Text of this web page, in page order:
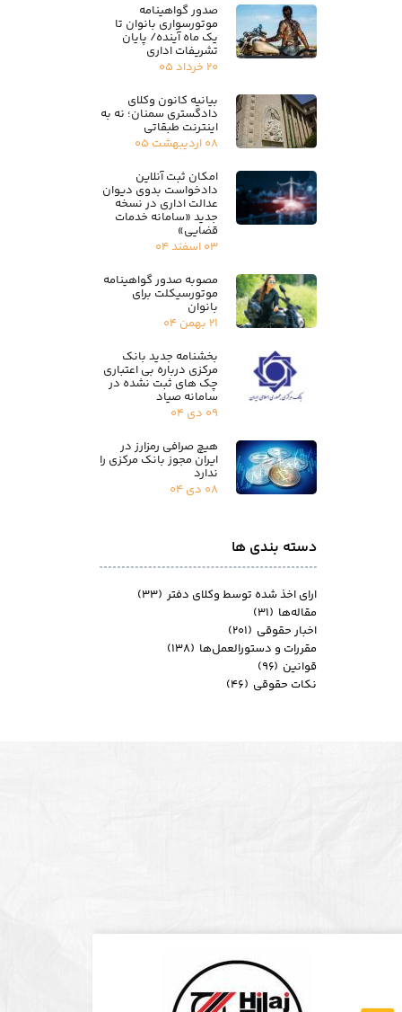
دسته بندی ها
صدور گواهینامه
موتورسواری بانوان تا
یک ماه آینده/ پایان
تشریفات اداری
۲۰ خرداد ۰۵
بیانیه کانون وکلای
دادگستری سمنان؛ نه به
اینترنت طبقاتی
۰۸ اردیبهشت ۰۵
امکان ثبت آنلاین
دادخواست بدوی دیوان
عدالت اداری در نسخه
جدید «سامانه خدمات
قضایی»
۰۳ اسفند ۰۴
مصوبه صدور گواهینامه
موتورسیکلت برای
بانوان
۲۱ بهمن ۰۴
بخشنامه جدید بانک
مرکزی درباره بی اعتباری
چک های ثبت نشده در
سامانه صیاد
۰۹ دی ۰۴
هیچ صرافی رمزارز در
ایران مجوز بانک مرکزی را
ندارد
۰۸ دی ۰۴
ارای اخذ شده توسط وکلای دفتر (۳۳)
مقاله‌ها (۳۱)
اخبار حقوقی (۲۰۱)
مقررات و دستورالعمل‌ها (۱۳۸)
قوانین (۹۶)
نکات حقوقی (۴۶)